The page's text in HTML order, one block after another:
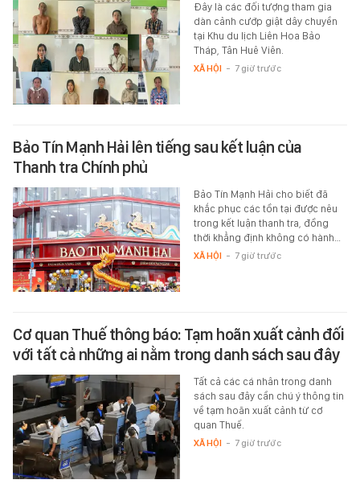
Đây là các đối tượng tham gia
dàn cảnh cướp giật dây chuyền
tại Khu du lịch Liên Hoa Bảo
Tháp, Tân Huê Viên.
XÃ HỘI - 7 giờ trước
Bảo Tín Mạnh Hải lên tiếng sau kết luận của
Thanh tra Chính phủ
Bảo Tín Mạnh Hải cho biết đã
khắc phục các tồn tại được nêu
trong kết luận thanh tra, đồng
thời khẳng định không có hành…
XÃ HỘI - 7 giờ trước
Cơ quan Thuế thông báo: Tạm hoãn xuất cảnh đối
với tất cả những ai nằm trong danh sách sau đây
Tất cả các cá nhân trong danh
sách sau đây cần chú ý thông tin
về tạm hoãn xuất cảnh từ cơ
quan Thuế.
XÃ HỘI - 7 giờ trước